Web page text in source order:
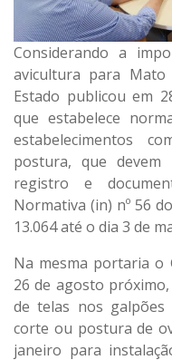
Considerando a
avicultura para
Estado publicou em
que estabelece
estabelecimentos
postura, que
registro e
Normativa (in) nº 56
13.064 até o dia 3 de
Na mesma portaria o
26 de agosto
de telas nos galpões
corte ou postura de
janeiro para